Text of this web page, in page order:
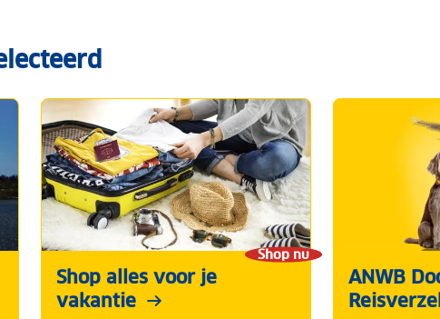
Shop nu
Shop alles voor je
vakantie
ANWB